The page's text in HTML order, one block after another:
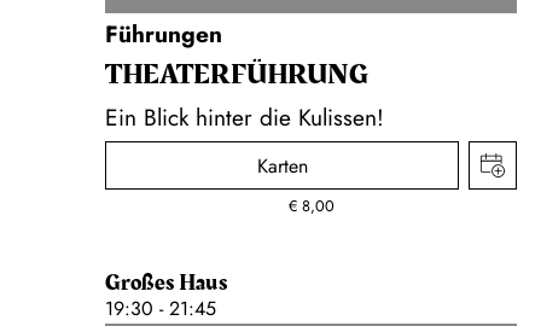
Führungen
THEATER­FÜHR­UNG
Ein Blick hinter die Kulissen!
Karten
€ 8,00
Großes Haus
19:30 - 21:45